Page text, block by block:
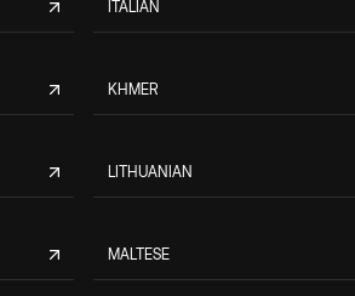
ITALIAN
KHMER
LITHUANIAN
MALTESE